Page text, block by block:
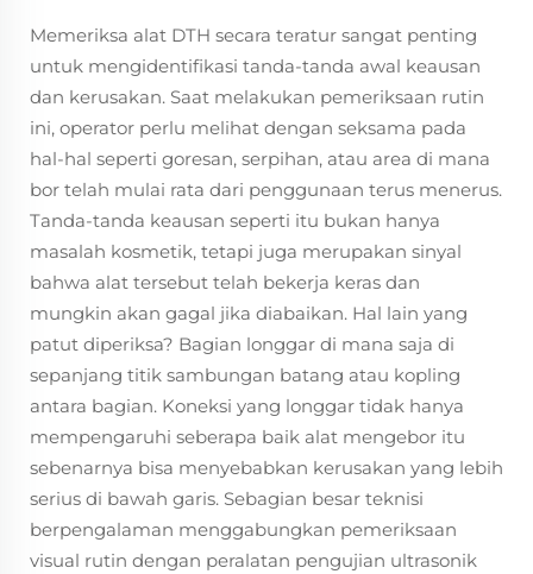
Memeriksa alat DTH secara teratur sangat penting
untuk mengidentifikasi tanda-tanda awal keausan
dan kerusakan. Saat melakukan pemeriksaan rutin
ini, operator perlu melihat dengan seksama pada
hal-hal seperti goresan, serpihan, atau area di mana
bor telah mulai rata dari penggunaan terus menerus.
Tanda-tanda keausan seperti itu bukan hanya
masalah kosmetik, tetapi juga merupakan sinyal
bahwa alat tersebut telah bekerja keras dan
mungkin akan gagal jika diabaikan. Hal lain yang
patut diperiksa? Bagian longgar di mana saja di
sepanjang titik sambungan batang atau kopling
antara bagian. Koneksi yang longgar tidak hanya
mempengaruhi seberapa baik alat mengebor itu
sebenarnya bisa menyebabkan kerusakan yang lebih
serius di bawah garis. Sebagian besar teknisi
berpengalaman menggabungkan pemeriksaan
visual rutin dengan peralatan pengujian ultrasonik